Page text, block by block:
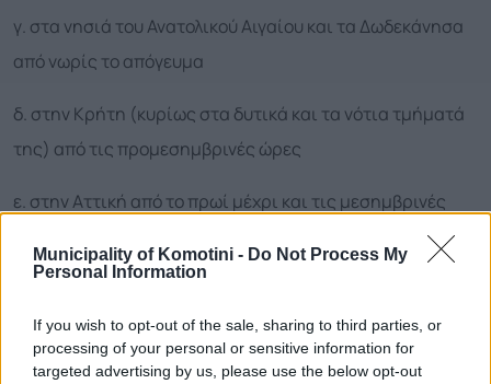
Municipality of Komotini - Do Not Process My
Personal Information
If you wish to opt-out of the sale, sharing to third parties, or
processing of your personal or sensitive information for
targeted advertising by us, please use the below opt-out
γ. στα νησιά του Ανατολικού Αιγαίου και τα Δωδεκάνησα
από νωρίς το απόγευμα
δ. στην Κρήτη (κυρίως στα δυτικά και τα νότια τμήματά
της) από τις προμεσημβρινές ώρες
ε. στην Αττική από το πρωί μέχρι και τις μεσημβρινές
καιρού, μέσα από την ιστοσελίδα της ΕΜΥ
(oldportal.emy.gr).